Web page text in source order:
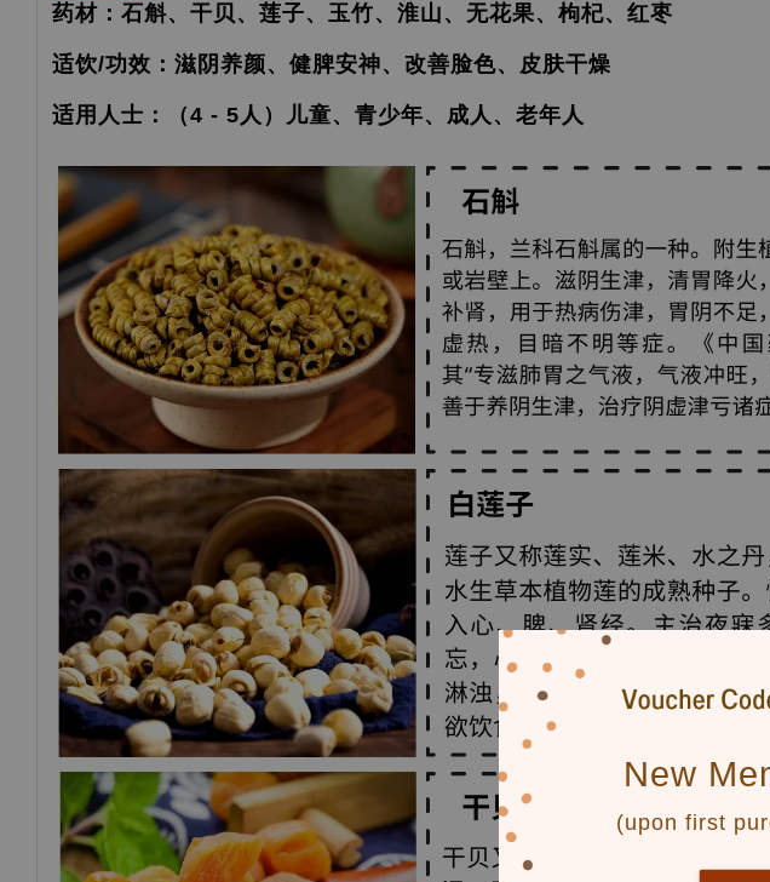
New
(upon first
药材：石斛、干贝、莲子、玉竹、淮山、无花果、枸杞、红枣
适饮/功效：滋阴养颜、健脾安神、改善脸色、皮肤干燥
适用人士：（4 - 5人）儿童、青少年、成人、老年人